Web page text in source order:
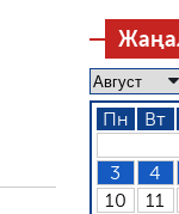
Пн Вт
3
4
10
11